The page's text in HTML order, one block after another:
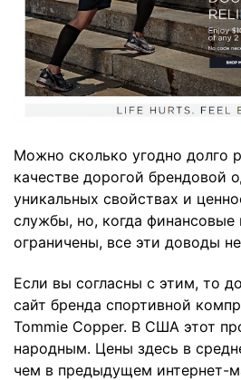
Можно сколько угодно долго
качестве дорогой брендовой
уникальных свойствах и
службы, но, когда
ограничены, все эти доводы
Если вы согласны с этим, то
сайт бренда спортивной
Tommie Copper. В США этот
народным. Цены здесь в
чем в предыдущем интернет-